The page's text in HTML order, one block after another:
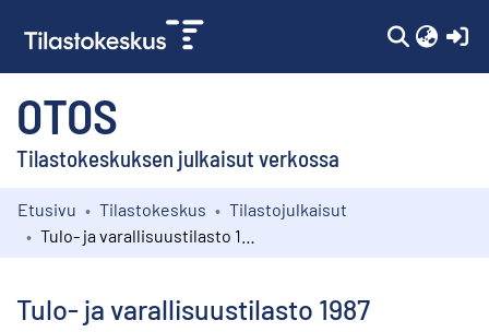
OTOS
Tilastokeskuksen julkaisut verkossa
Kokoelmat
Etusivu Tilastokeskus
Tilastojulkaisut
Tulo- ja varallisuustilasto 1987